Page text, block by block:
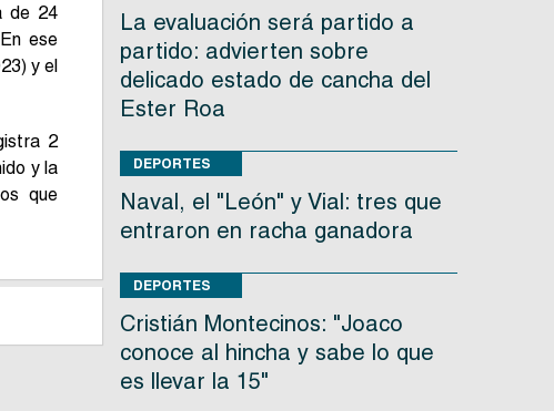
de 24
ese
y el
2
y la
que
La evaluación será partido a
partido: advierten sobre
delicado estado de cancha del
Ester Roa
DEPORTES
Naval, el "León" y Vial: tres que
entraron en racha ganadora
DEPORTES
Cristián Montecinos: "Joaco
conoce al hincha y sabe lo que
es llevar la 15"